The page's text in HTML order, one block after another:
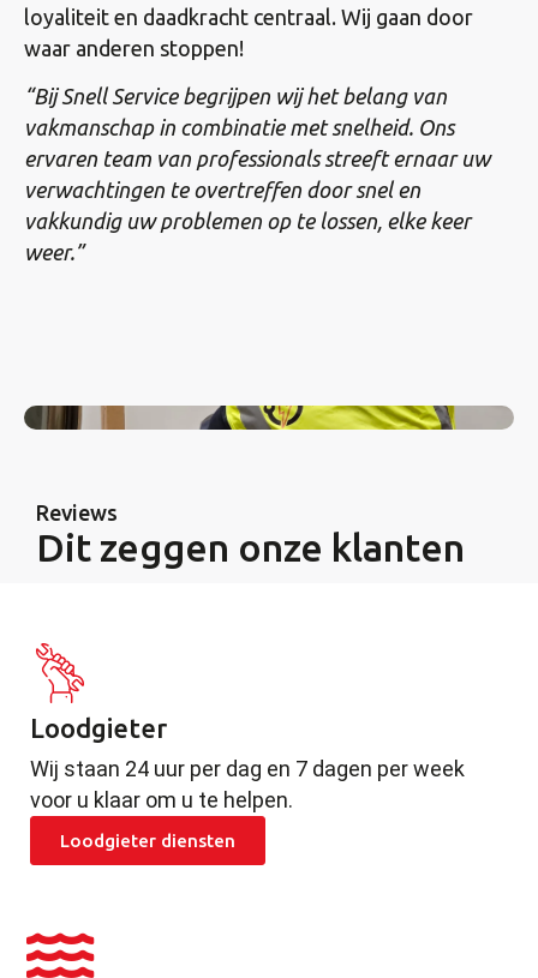
loyaliteit en daadkracht centraal. Wij gaan door
waar anderen stoppen!
“Bij Snell Service begrijpen wij het belang van
vakmanschap in combinatie met snelheid. Ons
ervaren team van professionals streeft ernaar uw
verwachtingen te overtreffen door snel en
vakkundig uw problemen op te lossen, elke keer
weer.”
Reviews
Dit zeggen onze klanten
Loodgieter
Wij staan 24 uur per dag en 7 dagen per week
voor u klaar om u te helpen.
Loodgieter diensten